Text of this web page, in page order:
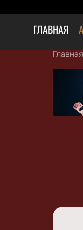
ГЛАВНАЯ
Главная